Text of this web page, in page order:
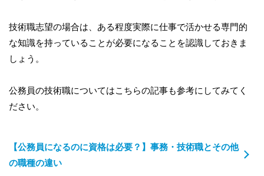
技術職志望の場合は、ある程度実際に仕事で活かせる専門的
な知識を持っていることが必要になることを認識しておきま
しょう。
公務員の技術職についてはこちらの記事も参考にしてみてく
ださい。
【公務員になるのに資格は必要？】事務・技術職とその他
の職種の違い